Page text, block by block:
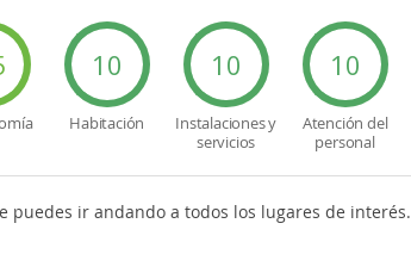
10
Habitación
10
Instalaciones y
servicios
10
Atención del
personal
puedes ir andando a todos los lugares de interés.